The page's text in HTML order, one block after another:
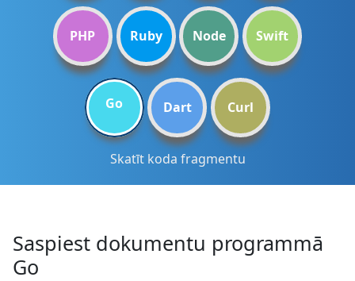
PHP Ruby Node Swift
Go Dart Curl
Skatīt koda fragmentu
Saspiest dokumentu programmā
Go